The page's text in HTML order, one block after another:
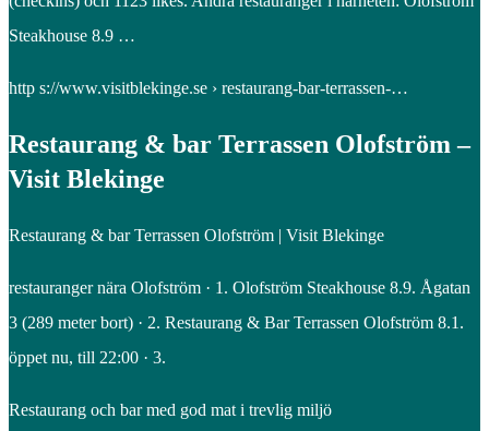
Steakhouse 8.9 …
http s://www.visitblekinge.se › restaurang-bar-terrassen-…
Restaurang & bar Terrassen Olofström –
Visit Blekinge
Restaurang & bar Terrassen Olofström | Visit Blekinge
restauranger nära Olofström · 1. Olofström Steakhouse 8.9. Ågatan
3 (289 meter bort) · 2. Restaurang & Bar Terrassen Olofström 8.1.
öppet nu, till 22:00 · 3.
Restaurang och bar med god mat i trevlig miljö